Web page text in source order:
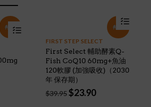
特價! 特價!
FIRST STEP SELECT
First Select 輔助酵素Q-
Fish CoQ10 60mg+魚油
120軟膠 (加強吸收)（2030
年 保存期）
$39.95 Original
$23.90Current